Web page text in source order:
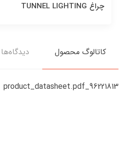
چراغ TUNNEL LIGHTING
کاتالوگ محصول دیدگاه‌ها
96221813_product_datasheet.pdf